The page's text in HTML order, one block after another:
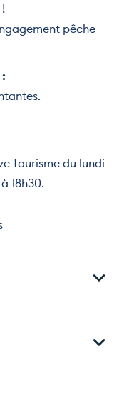
pêche
Tourisme du lundi
18h30.